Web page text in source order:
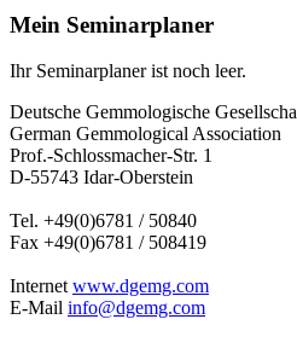
Mein Seminarplaner
Ihr Seminarplaner ist noch leer.
Deutsche Gemmologische
German Gemmological Association
Prof.-Schlossmacher-Str. 1
D-55743 Idar-Oberstein
Tel. +49(0)6781 / 50840
Fax +49(0)6781 / 508419
Internetwww.dgemg.com
E-Mail info@dgemg.com